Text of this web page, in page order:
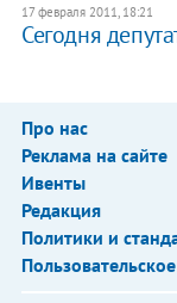
17 февраля 2011, 18:21
Сегодня
Про нас
Реклама на сайте
Ивенты
Редакция
Политики и